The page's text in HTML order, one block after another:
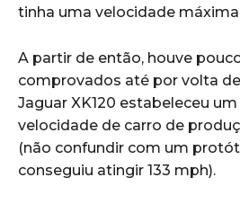
tinha uma velocidade máxima
A partir de então, houve
comprovados até por volta
Jaguar XK120 estabeleceu
velocidade de carro de
(não confundir com um
conseguiu atingir 133 mph).